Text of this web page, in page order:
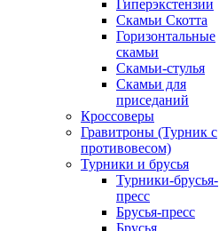
Гиперэкстензии
Скамьи Скотта
Горизонтальные
скамьи
Скамьи-стулья
Скамьи для
приседаний
Кроссоверы
Гравитроны (Турник с
противовесом)
Турники и брусья
Турники-брусья-
пресс
Брусья-пресс
Брусья